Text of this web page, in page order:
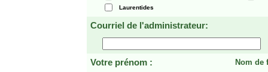
Laurentides
Courriel de l'administrateur:
Votre prénom : Nom de